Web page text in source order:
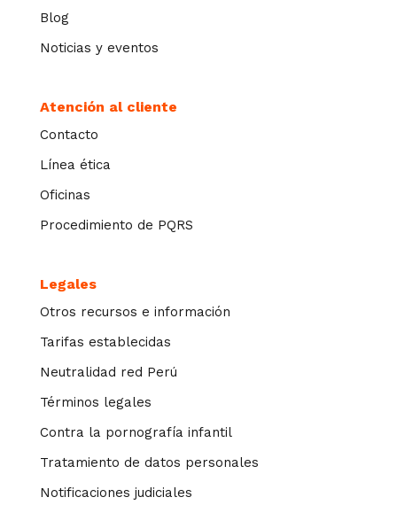
Blog
Noticias y eventos
Atención al cliente
Contacto
Línea ética
Oficinas
Procedimiento de PQRS
Legales
Otros recursos e información
Tarifas establecidas
Neutralidad red Perú
Términos legales
Contra la pornografía infantil
Tratamiento de datos personales
Notificaciones judiciales